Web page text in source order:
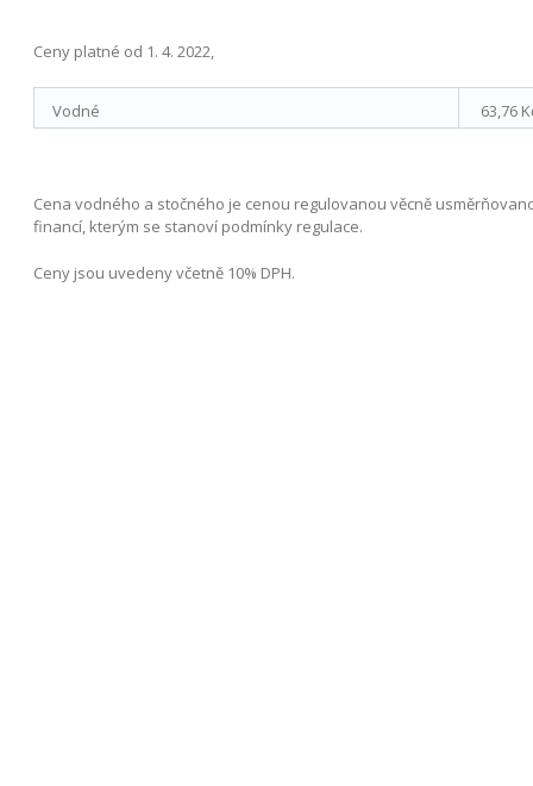
Ceny platné od 1. 4. 2022,
Vodné 63,76
Cena vodného a stočného je cenou regulovanou věcně
financí, kterým se stanoví podmínky regulace.
Ceny jsou uvedeny včetně 10% DPH.